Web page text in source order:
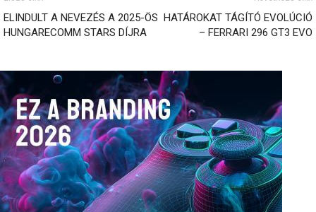
ELINDULT A NEVEZÉS A 2025-ÖS
HUNGARECOMM STARS DÍJRA
HATÁROKAT TÁGÍTÓ EVOLÚCIÓ
– FERRARI 296 GT3 EVO